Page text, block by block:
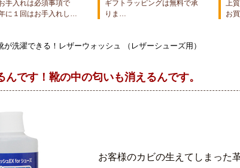
手入れは必須事項で
に１回はお手入れし…
ギフトラッピングは無料で承
りま…
上
お
が洗濯できる！レザーウォッシュ （レザーシューズ用）
です！靴の中の匂いも消えるんです。
お客様のカビの生えてしまった